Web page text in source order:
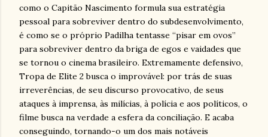
como o Capitão Nascimento formula sua estratégia
pessoal para sobreviver dentro do subdesenvolvimento,
é como se o próprio Padilha tentasse “pisar em ovos”
para sobreviver dentro da briga de egos e vaidades que
se tornou o cinema brasileiro. Extremamente defensivo,
Tropa de Elite 2 busca o improvável: por trás de suas
irreverências, de seu discurso provocativo, de seus
ataques à imprensa, às milícias, à polícia e aos políticos, o
filme busca na verdade a esfera da conciliação. E acaba
conseguindo, tornando-o um dos mais notáveis